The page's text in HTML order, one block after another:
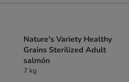
Nature's Variety Healthy
Grains Sterilized Adult
salmón
7 kg